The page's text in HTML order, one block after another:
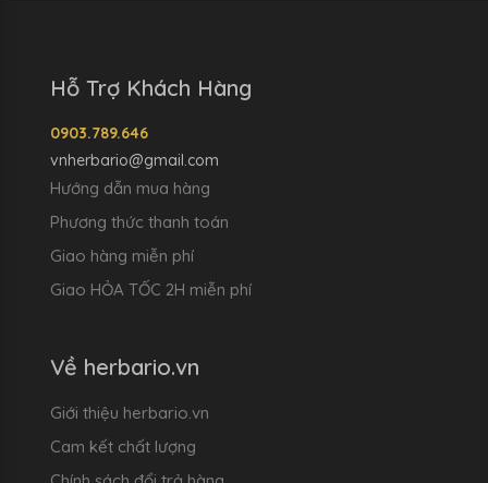
Hỗ Trợ Khách Hàng
0903.789.646
vnherbario@gmail.com
Hướng dẫn mua hàng
Phương thức thanh toán
Giao hàng miễn phí
Giao HỎA TỐC 2H miễn phí
Về herbario.vn
Giới thiệu herbario.vn
Cam kết chất lượng